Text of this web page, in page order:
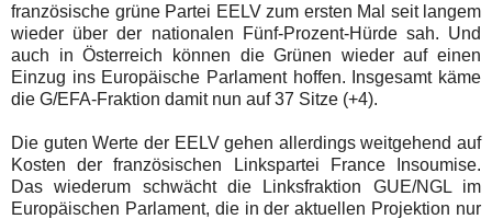
französische grüne Partei EELV zum ersten Mal seit langem
wieder über der nationalen Fünf-Prozent-Hürde sah. Und
auch in Österreich können die Grünen wieder auf einen
Einzug ins Europäische Parlament hoffen. Insgesamt käme
die G/EFA-Fraktion damit nun auf 37 Sitze (+4).
Die guten Werte der EELV gehen allerdings weitgehend auf
Kosten der französischen Linkspartei France Insoumise.
Das wiederum schwächt die Linksfraktion GUE/NGL im
Europäischen Parlament, die in der aktuellen Projektion nur